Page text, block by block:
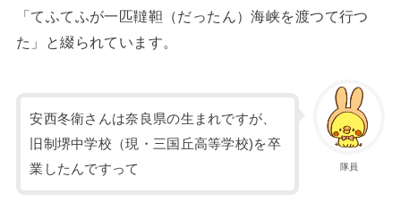
「てふてふが一匹韃靼（だったん）海峡を渡つて行つ
た」と綴られています。
隊員
安西冬衛さんは奈良県の生まれですが、
旧制堺中学校（現・三国丘高等学校)を卒
業したんですって